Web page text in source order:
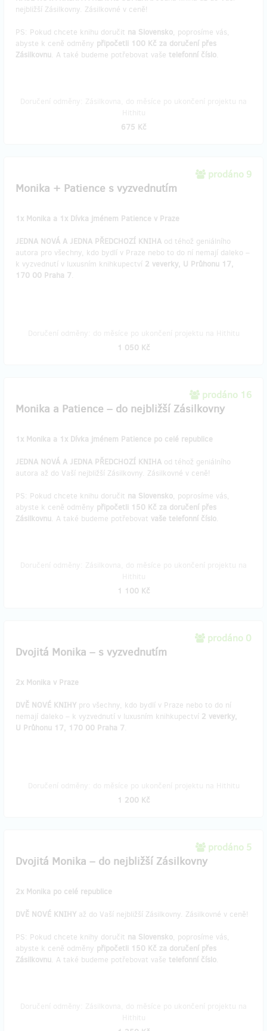
nejbližší Zásilkovny. Zásilkovné v ceně!
PS: Pokud chcete knihu doručit na Slovensko, poprosíme vás,
abyste k ceně odměny připočetli 100 Kč za doručení přes
Zásilkovnu. A také budeme potřebovat vaše telefonní číslo.
675 Kč
prodáno 9
Monika + Patience s vyzvednutím
1x Monika a 1x Dívka jménem Patience v Praze
JEDNA NOVÁ A JEDNA PŘEDCHOZÍ KNIHA od téhož geniálního
autora pro všechny, kdo bydlí v Praze nebo to do ní nemají daleko –
k vyzvednutí v luxusním knihkupectví 2 veverky, U Průhonu 17,
170 00 Praha 7.
1 050 Kč
prodáno 16
Monika a Patience – do nejbližší Zásilkovny
1x Monika a 1x Dívka jménem Patience po celé republice
JEDNA NOVÁ A JEDNA PŘEDCHOZÍ KNIHA od téhož geniálního
autora až do Vaší nejbližší Zásilkovny. Zásilkovné v ceně!
PS: Pokud chcete knihu doručit na Slovensko, poprosíme vás,
abyste k ceně odměny připočetli 150 Kč za doručení přes
Zásilkovnu. A také budeme potřebovat vaše telefonní číslo.
1 100 Kč
prodáno 0
Dvojitá Monika – s vyzvednutím
2x Monika v Praze
DVĚ NOVÉ KNIHY pro všechny, kdo bydlí v Praze nebo to do ní
nemají daleko – k vyzvednutí v luxusním knihkupectví 2 veverky,
U Průhonu 17, 170 00 Praha 7.
1 200 Kč
prodáno 5
Dvojitá Monika – do nejbližší Zásilkovny
2x Monika po celé republice
DVĚ NOVÉ KNIHY až do Vaší nejbližší Zásilkovny. Zásilkovné v ceně!
PS: Pokud chcete knihy doručit na Slovensko, poprosíme vás,
abyste k ceně odměny připočetli 150 Kč za doručení přes
Zásilkovnu. A také budeme potřebovat vaše telefonní číslo.